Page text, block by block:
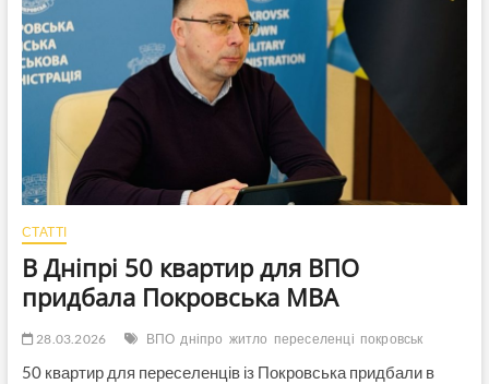
минув
2-
х
відведених
експерименту
щодо
муніципального
орендного
житла
СТАТТІ
В Дніпрі 50 квартир для ВПО
придбала Покровська МВА
28.03.2026 ВПО дніпро житло переселенці покровськ
50 квартир для переселенців із Покровська придбали в